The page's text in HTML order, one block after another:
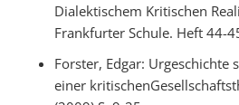
Dialektischem Kritischen
Frankfurter Schule. Heft 44-
Forster, Edgar: Urgeschichte
einer